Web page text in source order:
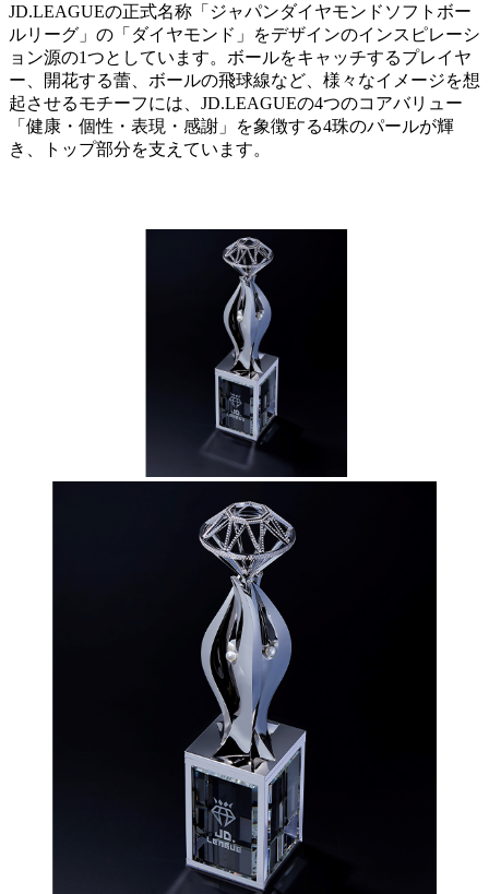
JD.LEAGUEの正式名称「ジャパンダイヤモンドソフトボー
ルリーグ」の「ダイヤモンド」をデザインのインスピレーシ
ョン源の1つとしています。ボールをキャッチするプレイヤ
ー、開花する蕾、ボールの飛球線など、様々なイメージを想
起させるモチーフには、JD.LEAGUEの4つのコアバリュー
「健康・個性・表現・感謝」を象徴する4珠のパールが輝
き、トップ部分を支えています。